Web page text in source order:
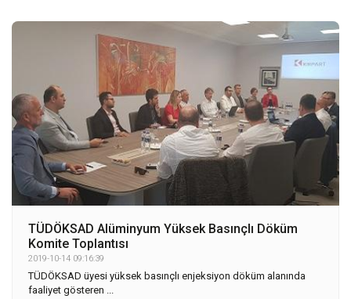
TÜDÖKSAD Alüminyum Yüksek Basınçlı Döküm
Komite Toplantısı
2019-10-14 09:16:39
TÜDÖKSAD üyesi yüksek basınçlı enjeksiyon döküm alanında
faaliyet gösteren ...